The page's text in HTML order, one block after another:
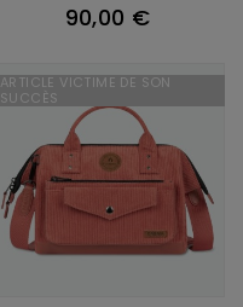
90,00 €
ARTICLE VICTIME DE SON
SUCCÈS